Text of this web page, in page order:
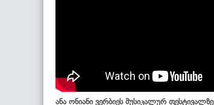
ანა ონიანი ვერბიეს მუსიკალურ ფესტივალზე